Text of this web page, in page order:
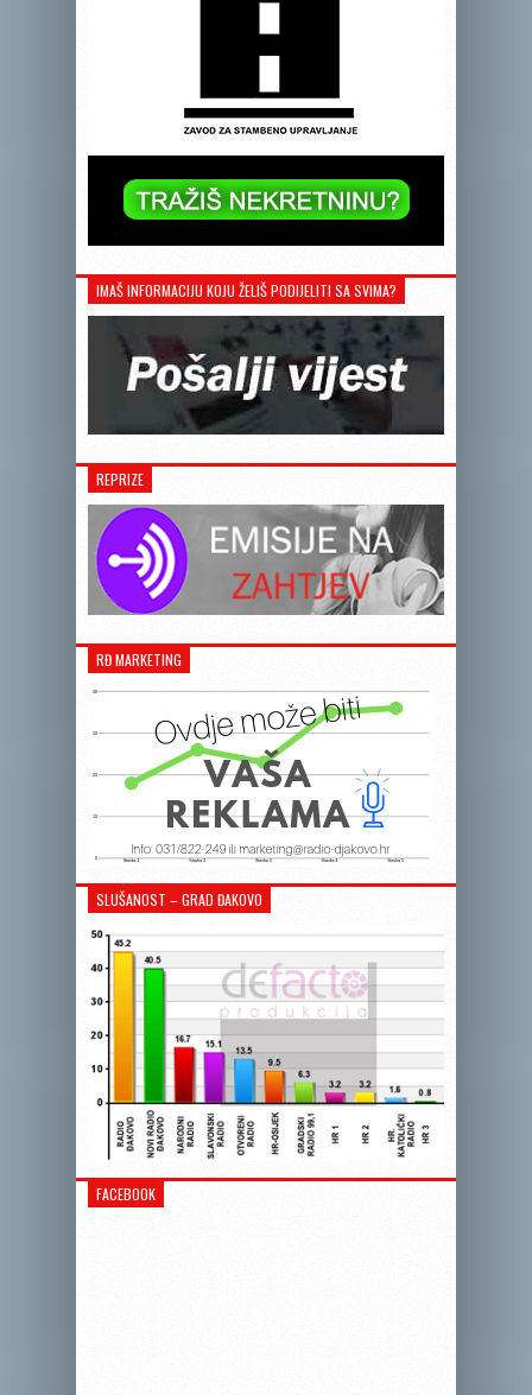
IMAŠ INFORMACIJU KOJU ŽELIŠ PODIJELITI SA SVIMA?
REPRIZE
RĐ MARKETING
SLUŠANOST – GRAD ĐAKOVO
FACEBOOK